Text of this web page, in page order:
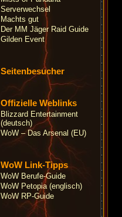
Serverwechsel
Machts gut
Der MM Jäger Raid Guide
Gilden Event
Seitenbesucher
Offizielle Weblinks
Blizzard Entertainment
(deutsch)
WoW – Das Arsenal (EU)
WoW Link-Tipps
WoW Berufe-Guide
WoW Petopia (englisch)
WoW RP-Guide